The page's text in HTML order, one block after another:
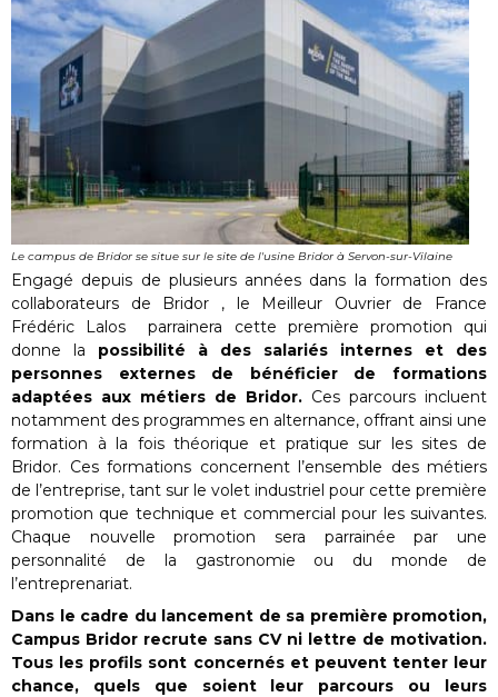
Le campus de Bridor se situe sur le site de l'usine Bridor à Servon-sur-Vilaine
Engagé depuis de plusieurs années dans la formation des
collaborateurs de Bridor , le Meilleur Ouvrier de France
Frédéric Lalos parrainera cette première promotion qui
donne la possibilité à des salariés internes et des
personnes externes de bénéficier de formations
adaptées aux métiers de Bridor. Ces parcours incluent
notamment des programmes en alternance, offrant ainsi une
formation à la fois théorique et pratique sur les sites de
Bridor. Ces formations concernent l’ensemble des métiers
de l’entreprise, tant sur le volet industriel pour cette première
promotion que technique et commercial pour les suivantes.
Chaque nouvelle promotion sera parrainée par une
personnalité de la gastronomie ou du monde de
l’entreprenariat.
Dans le cadre du lancement de sa première promotion,
Campus Bridor recrute sans CV ni lettre de motivation.
Tous les profils sont concernés et peuvent tenter leur
chance, quels que soient leur parcours ou leurs